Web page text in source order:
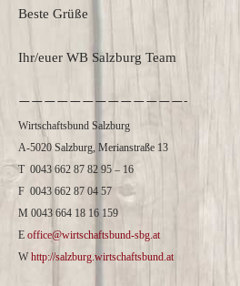
Beste Grüße
Ihr/euer WB Salzburg Team
—————————————-
Wirtschaftsbund Salzburg
A-5020 Salzburg, Merianstraße 13
T 0043 662 87 82 95 – 16
F 0043 662 87 04 57
M 0043 664 18 16 159
E office@wirtschaftsbund-sbg.at
Whttp://salzburg.wirtschaftsbund.at